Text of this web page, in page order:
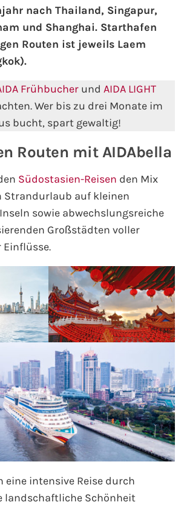
& Madeira
nach Thailand, Singapur,
und Shanghai. Starthafen
Routen ist jeweils Laem
Frühbucher und AIDA LIGHT
Wer bis zu drei Monate im
bucht, spart gewaltig!
Routen mit AIDAbella
Südostasien-Reisen den Mix
Strandurlaub auf kleinen
sowie abwechslungsreiche
Großstädten voller
eine intensive Reise durch
landschaftliche Schönheit